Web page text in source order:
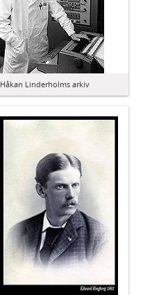
Håkan Linderholms arkiv